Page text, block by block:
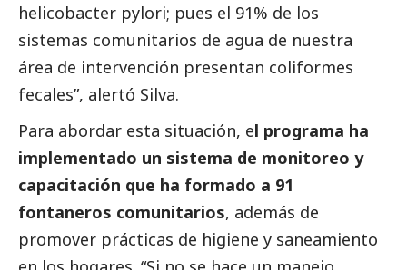
helicobacter pylori; pues el 91% de los
sistemas comunitarios de agua de nuestra
área de intervención presentan coliformes
fecales”, alertó Silva.
Para abordar esta situación, el programa ha
implementado un sistema de monitoreo y
capacitación que ha formado a 91
fontaneros comunitarios, además de
promover prácticas de higiene y saneamiento